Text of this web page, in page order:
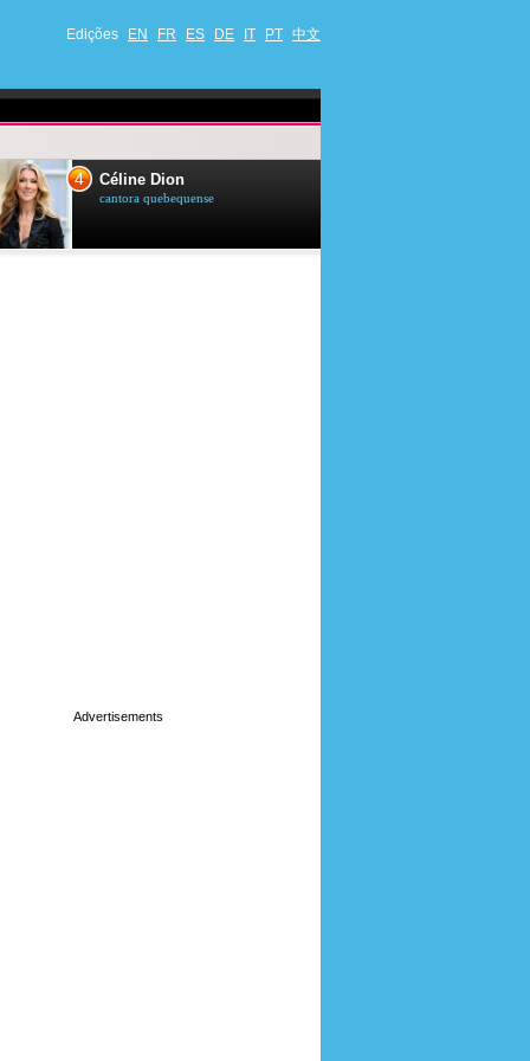
Edições EN FR ES DE IT PT 中文
4 Céline Dion
cantora quebequense